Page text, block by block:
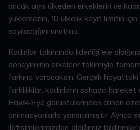
ancak aynı ülkeden erkeklerin ve
yüklemenin, 10 ülkelik kayıt limitin
sayılacağını unutma.
Kadınlar takımında liderliği ele
deneyiminin erkekler takımıyla
farkına varacaksın. Gerçek
farklılıklar, kadınların sahada
Hawk-Eye görüntülerinden alınan
animasyonlarla yansıtılmıştır. Ayrıca